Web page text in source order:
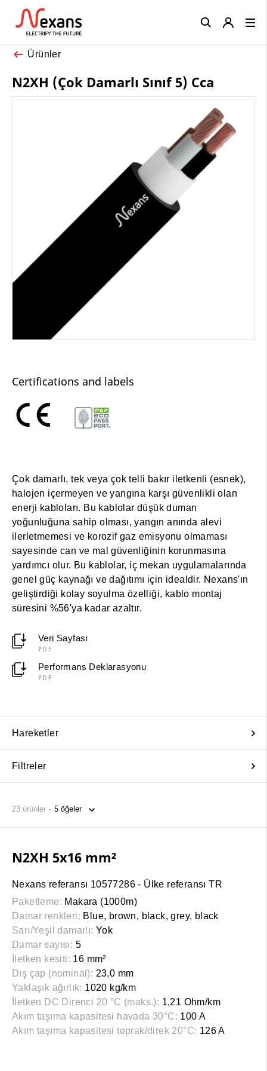
Ürünler
N2XH (Çok Damarlı Sınıf 5) Cca
Certifications and labels
Çok damarlı, tek veya çok telli bakır iletkenli (esnek),
halojen içermeyen ve yangına karşı güvenlikli olan
enerji kabloları. Bu kablolar düşük duman
yoğunluğuna sahip olması, yangın anında alevi
ilerletmemesi ve korozif gaz emisyonu olmaması
sayesinde can ve mal güvenliğinin korunmasına
yardımcı olur. Bu kablolar, iç mekan uygulamalarında
genel güç kaynağı ve dağıtımı için idealdir. Nexans'ın
geliştirdiği kolay soyulma özelliği, kablo montaj
süresini %56'ya kadar azaltır.
Veri Sayfası
PDF
Performans Deklarasyonu
PDF
Hareketler
Filtreler
23 ürünler
N2XH 5x16 mm²
Nexans referansı 10577286 - Ülke referansı TR
Paketleme: Makara (1000m)
Damar renkleri: Blue, brown, black, grey, black
Sarı/Yeşil damarlı: Yok
Damar sayısı: 5
İletken kesiti: 16 mm²
Dış çap (nominal): 23,0 mm
Yaklaşık ağırlık: 1020 kg/km
İletken DC Direnci 20 °C (maks.): 1,21 Ohm/km
Akım taşıma kapasitesi havada 30°C: 100 A
Akım taşıma kapasitesi toprak/direk 20°C: 126 A
Close